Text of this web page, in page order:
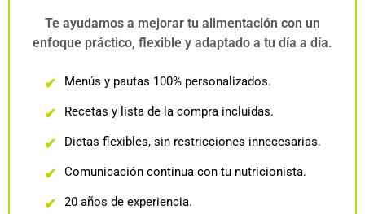
Te ayudamos a mejorar tu alimentación con un
enfoque práctico, flexible y adaptado a tu día a día.
✔ Menús y pautas 100% personalizados.
✔ Recetas y lista de la compra incluidas.
✔ Dietas flexibles, sin restricciones innecesarias.
✔ Comunicación continua con tu nutricionista.
✔ 20 años de experiencia.